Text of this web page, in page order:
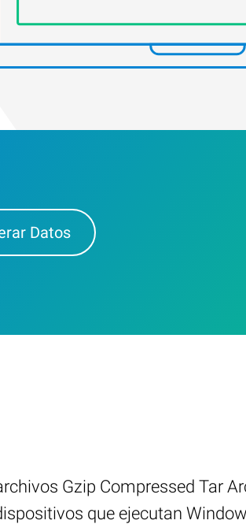
Datos
Gzip Compressed Tar
que ejecutan